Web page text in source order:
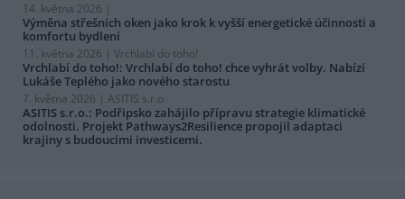
14. května 2026 |
Výměna střešních oken jako krok k vyšší energetické účinnosti a
komfortu bydlení
11. května 2026 | Vrchlabí do toho!
Vrchlabí do toho!: Vrchlabí do toho! chce vyhrát volby. Nabízí
Lukáše Teplého jako nového starostu
7. května 2026 | ASITIS s.r.o.
ASITIS s.r.o.: Podřipsko zahájilo přípravu strategie klimatické
odolnosti. Projekt Pathways2Resilience propojil adaptaci
krajiny s budoucími investicemi.